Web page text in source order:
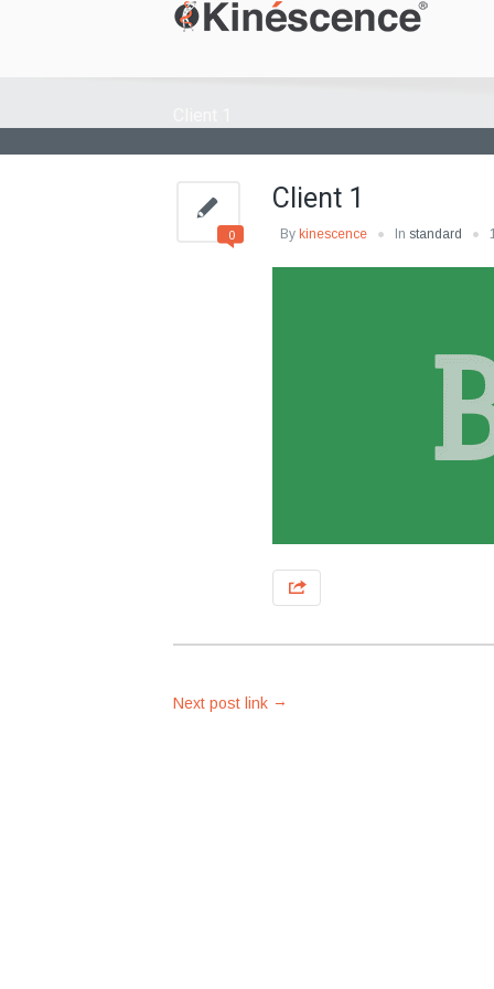
0
Client 1
By kinescence In standard
Next post link →